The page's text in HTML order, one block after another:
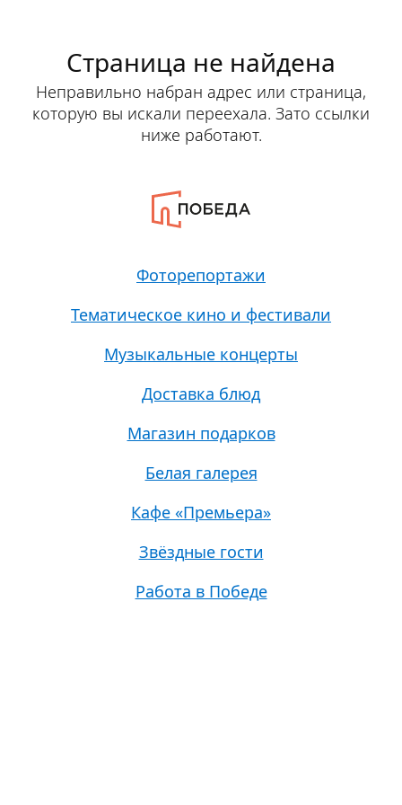
Страница не найдена
Неправильно набран адрес или страница,
которую вы искали переехала. Зато ссылки
ниже работают.
Фоторепортажи
Тематическое кино и фестивали
Музыкальные концерты
Доставка блюд
Магазин подарков
Белая галерея
Кафе «Премьера»
Звёздные гости
Работа в Победе